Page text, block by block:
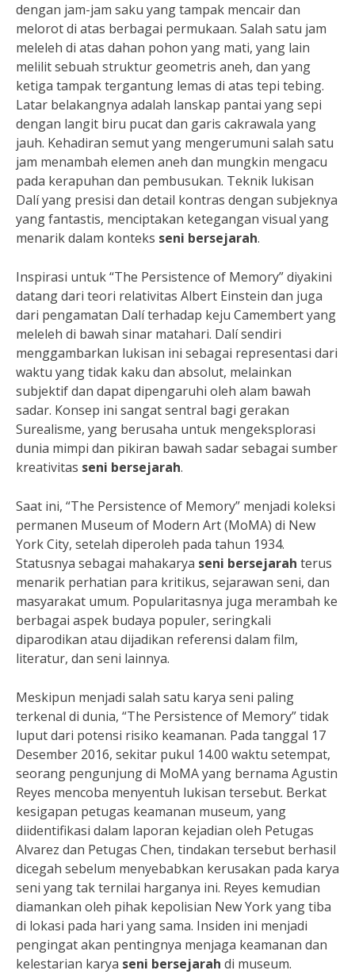
dengan jam-jam saku yang tampak mencair dan
melorot di atas berbagai permukaan. Salah satu jam
meleleh di atas dahan pohon yang mati, yang lain
melilit sebuah struktur geometris aneh, dan yang
ketiga tampak tergantung lemas di atas tepi tebing.
Latar belakangnya adalah lanskap pantai yang sepi
dengan langit biru pucat dan garis cakrawala yang
jauh. Kehadiran semut yang mengerumuni salah satu
jam menambah elemen aneh dan mungkin mengacu
pada kerapuhan dan pembusukan. Teknik lukisan
Dalí yang presisi dan detail kontras dengan subjeknya
yang fantastis, menciptakan ketegangan visual yang
menarik dalam konteks seni bersejarah.
Inspirasi untuk “The Persistence of Memory” diyakini
datang dari teori relativitas Albert Einstein dan juga
dari pengamatan Dalí terhadap keju Camembert yang
meleleh di bawah sinar matahari. Dalí sendiri
menggambarkan lukisan ini sebagai representasi dari
waktu yang tidak kaku dan absolut, melainkan
subjektif dan dapat dipengaruhi oleh alam bawah
sadar. Konsep ini sangat sentral bagi gerakan
Surealisme, yang berusaha untuk mengeksplorasi
dunia mimpi dan pikiran bawah sadar sebagai sumber
kreativitas seni bersejarah.
Saat ini, “The Persistence of Memory” menjadi koleksi
permanen Museum of Modern Art (MoMA) di New
York City, setelah diperoleh pada tahun 1934.
Statusnya sebagai mahakarya seni bersejarah terus
menarik perhatian para kritikus, sejarawan seni, dan
masyarakat umum. Popularitasnya juga merambah ke
berbagai aspek budaya populer, seringkali
diparodikan atau dijadikan referensi dalam film,
literatur, dan seni lainnya.
Meskipun menjadi salah satu karya seni paling
terkenal di dunia, “The Persistence of Memory” tidak
luput dari potensi risiko keamanan. Pada tanggal 17
Desember 2016, sekitar pukul 14.00 waktu setempat,
seorang pengunjung di MoMA yang bernama Agustin
Reyes mencoba menyentuh lukisan tersebut. Berkat
kesigapan petugas keamanan museum, yang
diidentifikasi dalam laporan kejadian oleh Petugas
Alvarez dan Petugas Chen, tindakan tersebut berhasil
dicegah sebelum menyebabkan kerusakan pada karya
seni yang tak ternilai harganya ini. Reyes kemudian
diamankan oleh pihak kepolisian New York yang tiba
di lokasi pada hari yang sama. Insiden ini menjadi
pengingat akan pentingnya menjaga keamanan dan
kelestarian karya seni bersejarah di museum.